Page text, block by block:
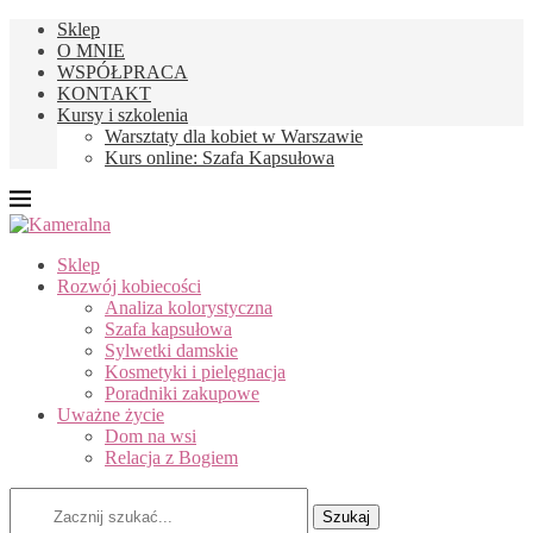
Sklep
O MNIE
WSPÓŁPRACA
KONTAKT
Kursy i szkolenia
Warsztaty dla kobiet w Warszawie
Kurs online: Szafa Kapsułowa
Sklep
Rozwój kobiecości
Analiza kolorystyczna
Szafa kapsułowa
Sylwetki damskie
Kosmetyki i pielęgnacja
Poradniki zakupowe
Uważne życie
Dom na wsi
Relacja z Bogiem
Szukaj